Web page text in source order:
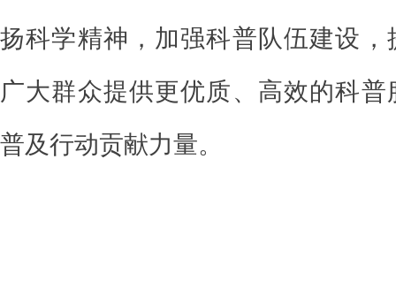
扬科学精神，加强科普队伍建设，
广大群众提供更优质、高效的科
普及行动贡献力量。